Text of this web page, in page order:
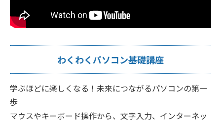
わくわくパソコン基礎講座
学ぶほどに楽しくなる！未来につながるパソコンの第一
歩
マウスやキーボード操作から、文字入力、インターネッ